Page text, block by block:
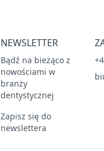
NEWSLETTER
Bądź na bieżąco z
nowościami w
branży
dentystycznej
Zapisz się do
newslettera